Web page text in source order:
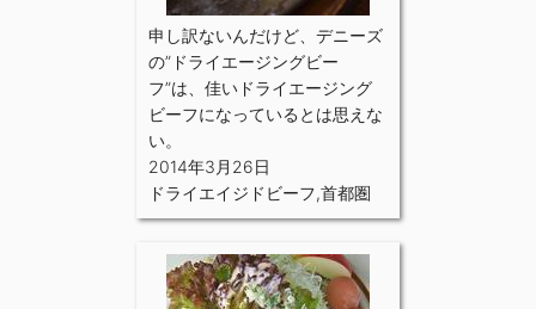
申し訳ないんだけど、デニーズ
の”ドライエージングビー
フ”は、佳いドライエージング
ビーフになっているとは思えな
い。
2014年3月26日
ドライエイジドビーフ,首都圏